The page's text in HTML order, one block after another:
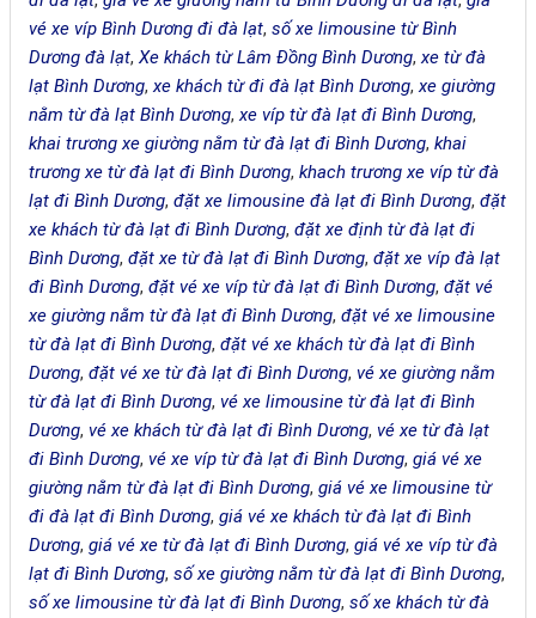
vé xe víp Bình Dương đi đà lạt,số xe limousine từ Bình
Dương đà lạt,Xe khách từ Lâm Đồng Bình Dương,xe từ đà
lạt Bình Dương,xe khách từ đi đà lạt Bình Dương,xe giường
nằm từ đà lạt Bình Dương,xe víp từ đà lạt đi Bình Dương,
khai trương xe giường nằm từ đà lạt đi Bình Dương,khai
trương xe từ đà lạt đi Bình Dương,khach trương xe víp từ đà
lạt đi Bình Dương,đặt xe limousine đà lạt đi Bình Dương,đặt
xe khách từ đà lạt đi Bình Dương,đặt xe định từ đà lạt đi
Bình Dương,đặt xe từ đà lạt đi Bình Dương,đặt xe víp đà lạt
đi Bình Dương,đặt vé xe víp từ đà lạt đi Bình Dương,đặt vé
xe giường nằm từ đà lạt đi Bình Dương,đặt vé xe limousine
từ đà lạt đi Bình Dương,đặt vé xe khách từ đà lạt đi Bình
Dương,đặt vé xe từ đà lạt đi Bình Dương, vé xe giường nằm
từ đà lạt đi Bình Dương, vé xe limousine từ đà lạt đi Bình
Dương, vé xe khách từ đà lạt đi Bình Dương, vé xe từ đà lạt
đi Bình Dương, vé xe víp từ đà lạt đi Bình Dương,giá vé xe
giường nằm từ đà lạt đi Bình Dương,giá vé xe limousine từ
đi đà lạt đi Bình Dương,giá vé xe khách từ đà lạt đi Bình
Dương,giá vé xe từ đà lạt đi Bình Dương,giá vé xe víp từ đà
lạt đi Bình Dương,số xe giường nằm từ đà lạt đi Bình Dương,
số xe limousine từ đà lạt đi Bình Dương,số xe khách từ đà